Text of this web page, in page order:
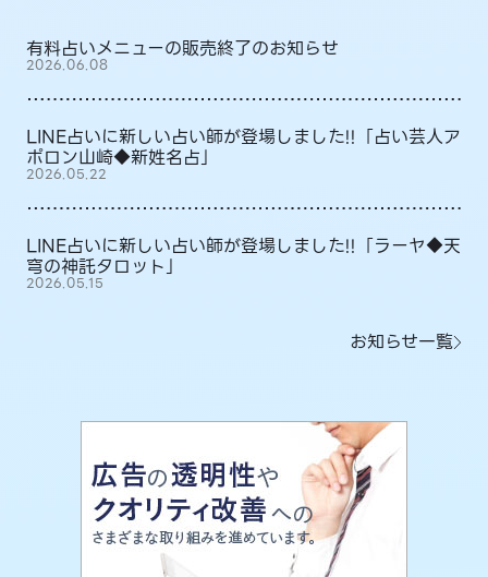
有料占いメニューの販売終了のお知らせ
2026.06.08
LINE占いに新しい占い師が登場しました!!「占い芸人ア
ポロン山崎◆新姓名占」
2026.05.22
LINE占いに新しい占い師が登場しました!!「ラーヤ◆天
穹の神託タロット」
2026.05.15
お知らせ一覧